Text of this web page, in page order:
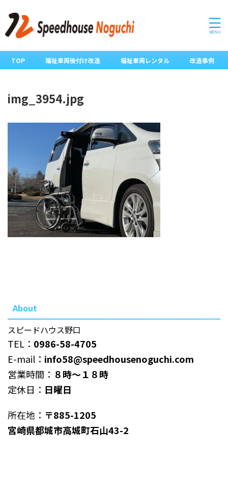
TOP 福祉車両後付け改造 福祉車両レンタル 改造事例
img_3954.jpg
About
スピードハウス野口
TEL： 0986-58-4705
E-mail： info58@speedhousenoguchi.com
営業時間： ８時～１８時
定休日： 日曜日
所在地： 〒885-1205
宮崎県都城市高城町石山43-2